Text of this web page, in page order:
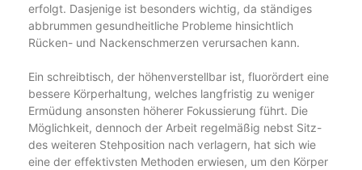
erfolgt. Dasjenige ist besonders wichtig, da ständiges
abbrummen gesundheitliche Probleme hinsichtlich
Rücken- und Nackenschmerzen verursachen kann.
Ein schreibtisch, der höhenverstellbar ist, fluorördert eine
bessere Körperhaltung, welches langfristig zu weniger
Ermüdung ansonsten höherer Fokussierung führt. Die
Möglichkeit, dennoch der Arbeit regelmäßig nebst Sitz-
des weiteren Stehposition nach verlagern, hat sich wie
eine der effektivsten Methoden erwiesen, um den Körper